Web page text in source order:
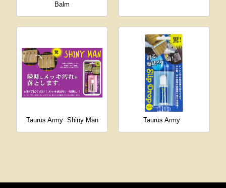
Balm
Taurus Army Shiny Man Taurus Army